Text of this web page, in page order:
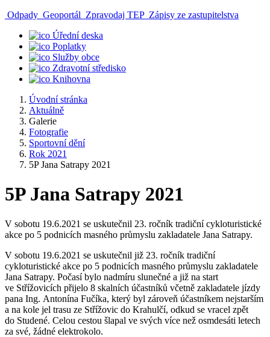
Odpady Geoportál Zpravodaj TEP Zápisy ze zastupitelstva
Úřední deska
Poplatky
Služby obce
Zdravotní středisko
Knihovna
Úvodní stránka
Aktuálně
Galerie
Fotografie
Sportovní dění
Rok 2021
5P Jana Satrapy 2021
5P Jana Satrapy 2021
V sobotu 19.6.2021 se uskutečnil 23. ročník tradiční cykloturistické
akce po 5 podnicích masného průmyslu zakladatele Jana Satrapy.
V sobotu 19.6.2021 se uskutečnil již 23. ročník tradiční
cykloturistické akce po 5 podnicích masného průmyslu zakladatele
Jana Satrapy. Počasí bylo nadmíru slunečné a již na start
ve Střížovicích přijelo 8 skalních účastníků včetně zakladatele jízdy
pana Ing. Antonína Fučíka, který byl zároveň účastníkem nejstarším
a na kole jel trasu ze Střížovic do Krahulčí, odkud se vracel zpět
do Studené. Celou cestou šlapal ve svých více než osmdesáti letech
za své, žádné elektrokolo.